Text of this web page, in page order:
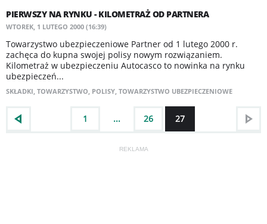
PIERWSZY NA RYNKU - KILOMETRAŻ OD PARTNERA
WTOREK, 1 LUTEGO 2000 (16:39)
Towarzystwo ubezpieczeniowe Partner od 1 lutego 2000 r.
zachęca do kupna swojej polisy nowym rozwiązaniem.
Kilometraż w ubezpieczeniu Autocasco to nowinka na rynku
ubezpieczeń...
SKŁADKI, TOWARZYSTWO, POLISY, TOWARZYSTWO UBEZPIECZENIOWE
1 ... 26 27
REKLAMA